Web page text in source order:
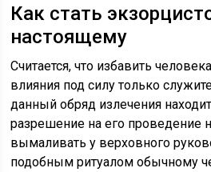
Как стать
настоящему
Считается, что избавить
влияния под силу только
данный обряд излечения
разрешение на его проведение
вымаливать у верховного
подобным ритуалом обычному